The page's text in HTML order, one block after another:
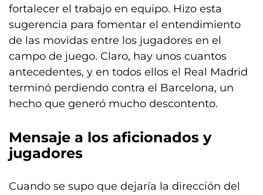
fortalecer el trabajo en equipo. Hizo esta
sugerencia para fomentar el entendimiento
de las movidas entre los jugadores en el
campo de juego. Claro, hay unos cuantos
antecedentes, y en todos ellos el Real Madrid
terminó perdiendo contra el Barcelona, un
hecho que generó mucho descontento.
Mensaje a los aficionados y
jugadores
Cuando se supo que dejaría la dirección del